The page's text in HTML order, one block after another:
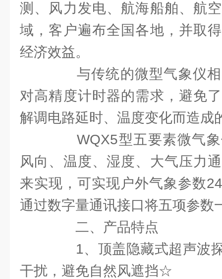
测、风力发电、航海船舶、航
域，客户遍布全国各地，并取
经济效益。
与传统的微型气象仪相
对高精度计时器的需求，避免
解调电路延时、温度变化而造成
WQX5型五要素微气象
风向、温度、湿度、大气压力
来实现，可实现户外气象参数
通过数字量通讯接口将五项参数
二、产品特点
1、顶盖隐藏式超声波探
干扰，避免自然风遮挡☆